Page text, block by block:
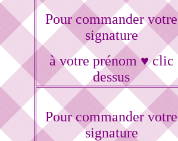
Pour commander votre
signature
à votre prénom ♥ clic
dessus
Pour commander votre
signature